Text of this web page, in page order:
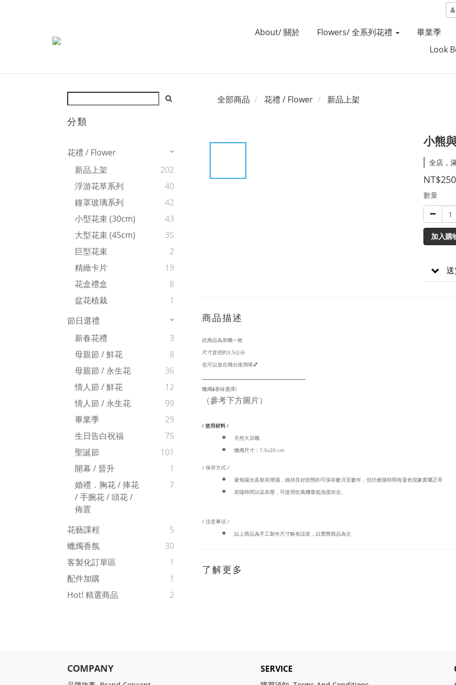
About/ 關於 Flowers/ 全系列花禮 畢業季
Look
分類
花禮 / Flower
新品上架
202
浮游花草系列
40
鐘罩玻璃系列
42
小型花束 (30cm)
43
大型花束 (45cm)
35
巨型花束
2
精緻卡片
19
花盒禮盒
8
盆花植栽
1
節日選禮
新春花禮
3
母親節 / 鮮花
8
母親節 / 永生花
36
情人節 / 鮮花
12
情人節 / 永生花
99
畢業季
29
生日告白祝福
75
聖誕節
101
開幕 / 晉升
1
婚禮．胸花 / 捧花
/ 手腕花 / 頭花 /
佈置
7
花藝課程
5
蠟燭香氛
30
客製化訂單區
1
配件加購
1
Hot! 精選商品
2
全部商品 花禮 / Flower 新品上架
小熊
全店，
NT$250
數量
加入購
商品描述
此商品為茶蠟一枚
尺寸直徑約3.5公分
也可以放在燭台使用唷💕
蠟燭🕯️香味選擇/
（參考下方圖片）
/ 使用材料 /
天然大豆蠟
蠟燭尺寸：7.5x20 cm
/ 保存方式 /
避免陽光直射與潮濕，維持良好狀態約可保存數月至數年，但仍會隨時間有退色現象實屬正常
若隨時間沾染灰塵，可使用吹風機最低強度吹去。
/ 注意事項 /
以上商品為手工製作尺寸略有誤差，以實際商品為主
了解更多
COMPANY SERVICE